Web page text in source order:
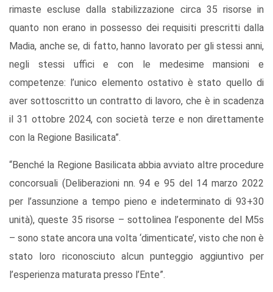
rimaste escluse dalla stabilizzazione circa 35 risorse in
quanto non erano in possesso dei requisiti prescritti dalla
Madia, anche se, di fatto, hanno lavorato per gli stessi anni,
negli stessi uffici e con le medesime mansioni e
competenze: l’unico elemento ostativo è stato quello di
aver sottoscritto un contratto di lavoro, che è in scadenza
il 31 ottobre 2024, con società terze e non direttamente
con la Regione Basilicata”.
“Benché la Regione Basilicata abbia avviato altre procedure
concorsuali (Deliberazioni nn. 94 e 95 del 14 marzo 2022
per l’assunzione a tempo pieno e indeterminato di 93+30
unità), queste 35 risorse – sottolinea l’esponente del M5s
– sono state ancora una volta ‘dimenticate’, visto che non è
stato loro riconosciuto alcun punteggio aggiuntivo per
l’esperienza maturata presso l’Ente”.